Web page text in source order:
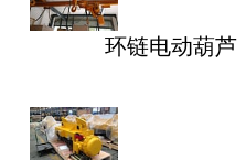
环链电动葫芦